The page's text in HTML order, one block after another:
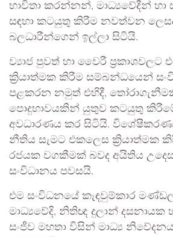
භාවිතා කරන්නන්, මාධ්‍යවේදීන් හා
සඳහා කටයුතු කිරීම නවත්වන
බලධාරීන්ගෙන් ඉල්ලා සිටියි.
ව්‍යාජ පුවත් හා වෛරී ප්‍රකාශවලට
ක්‍රියාත්මක කිරීම සම්බන්ධයෙන්
පළකරන නමුත් එහිදී,
පොදුභාවයකින් යුතුව කටයුතු
අවධාරණය කර සිටියි.
නීතිය සැමට එකලෙස ක්‍රියාත්මක
රජයක වගකීමක් බවද අයිතිය
සංවිධානය පවසයි.
එම සංවිධනයේ කැඳවුම්කාර
මාධ්‍යවේදි, නිතිඥ දුලාන් දසනායක
සංජීව මහතා විසින් මාධ්‍ය